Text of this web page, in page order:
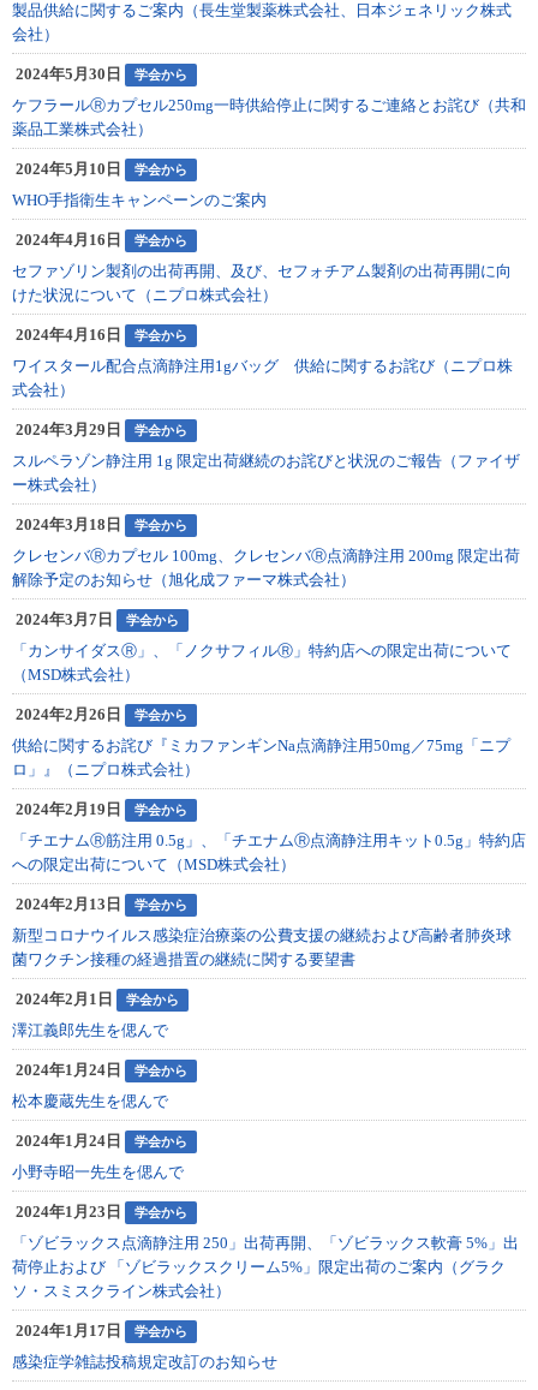
製品供給に関するご案内（長生堂製薬株式会社、日本ジェネリック株式
会社）
2024年5月30日 学会から
ケフラールⓇカプセル250mg一時供給停止に関するご連絡とお詫び（共和
薬品工業株式会社）
2024年5月10日 学会から
WHO手指衛生キャンペーンのご案内
2024年4月16日 学会から
セファゾリン製剤の出荷再開、及び、セフォチアム製剤の出荷再開に向
けた状況について（ニプロ株式会社）
2024年4月16日 学会から
ワイスタール配合点滴静注用1gバッグ 供給に関するお詫び（ニプロ株
式会社）
2024年3月29日 学会から
スルペラゾン静注用 1g 限定出荷継続のお詫びと状況のご報告（ファイザ
ー株式会社）
2024年3月18日 学会から
クレセンバⓇカプセル 100mg、クレセンバⓇ点滴静注用 200mg 限定出荷
解除予定のお知らせ（旭化成ファーマ株式会社）
2024年3月7日 学会から
「カンサイダスⓇ」、「ノクサフィルⓇ」特約店への限定出荷について
（MSD株式会社）
2024年2月26日 学会から
供給に関するお詫び『ミカファンギンNa点滴静注用50mg／75mg「ニプ
ロ」』（ニプロ株式会社）
2024年2月19日 学会から
「チエナムⓇ筋注用 0.5g」、「チエナムⓇ点滴静注用キット0.5g」特約店
への限定出荷について（MSD株式会社）
2024年2月13日 学会から
新型コロナウイルス感染症治療薬の公費支援の継続および高齢者肺炎球
菌ワクチン接種の経過措置の継続に関する要望書
2024年2月1日 学会から
澤江義郎先生を偲んで
2024年1月24日 学会から
松本慶蔵先生を偲んで
2024年1月24日 学会から
小野寺昭一先生を偲んで
2024年1月23日 学会から
「ゾビラックス点滴静注用 250」出荷再開、「ゾビラックス軟膏 5%」出
荷停止および 「ゾビラックスクリーム5%」限定出荷のご案内（グラク
ソ・スミスクライン株式会社）
2024年1月17日 学会から
感染症学雑誌投稿規定改訂のお知らせ